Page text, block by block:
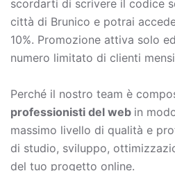
scordarti di scrivere il codice
città di Brunico e potrai
10%. Promozione attiva solo
numero limitato di clienti
Perché il nostro team è
professionisti del web in
massimo livello di qualità e
di studio, sviluppo,
del tuo progetto online.